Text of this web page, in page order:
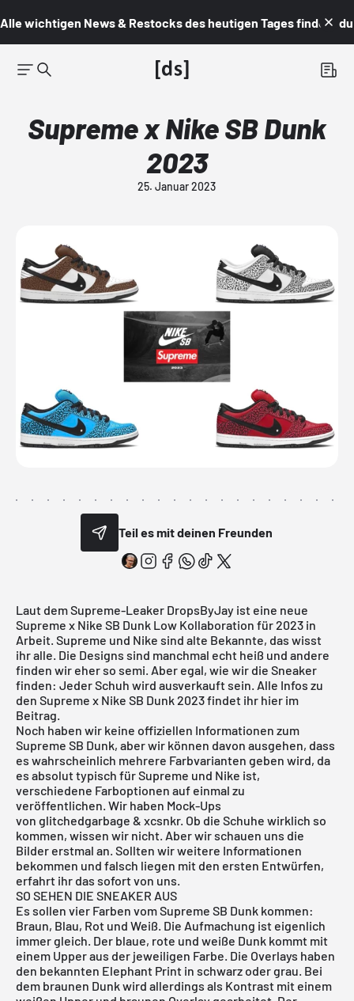
Alle wichtigen News & Restocks des heutigen Tages findest du
Supreme x Nike SB Dunk
2023
25. Januar 2023
Teil es mit deinen Freunden
Laut dem Supreme-Leaker DropsByJay ist eine neue
Supreme x Nike SB Dunk Low Kollaboration für 2023 in
Arbeit. Supreme und Nike sind alte Bekannte, das wisst
ihr alle. Die Designs sind manchmal echt heiß und andere
finden wir eher so semi. Aber egal, wie wir die Sneaker
finden: Jeder Schuh wird ausverkauft sein. Alle Infos zu
den Supreme x Nike SB Dunk 2023 findet ihr hier im
Beitrag.
Noch haben wir keine offiziellen Informationen zum
Supreme SB Dunk, aber wir können davon ausgehen, dass
es wahrscheinlich mehrere Farbvarianten geben wird, da
es absolut typisch für Supreme und Nike ist,
verschiedene Farboptionen auf einmal zu
veröffentlichen. Wir haben Mock-Ups
von glitchedgarbage & xcsnkr. Ob die Schuhe wirklich so
kommen, wissen wir nicht. Aber wir schauen uns die
Bilder erstmal an. Sollten wir weitere Informationen
bekommen und falsch liegen mit den ersten Entwürfen,
erfahrt ihr das sofort von uns.
SO SEHEN DIE SNEAKER AUS
Es sollen vier Farben vom Supreme SB Dunk kommen:
Braun, Blau, Rot und Weiß. Die Aufmachung ist eigenlich
immer gleich. Der blaue, rote und weiße Dunk kommt mit
einem Upper aus der jeweiligen Farbe. Die Overlays haben
den bekannten Elephant Print in schwarz oder grau. Bei
dem braunen Dunk wird allerdings als Kontrast mit einem